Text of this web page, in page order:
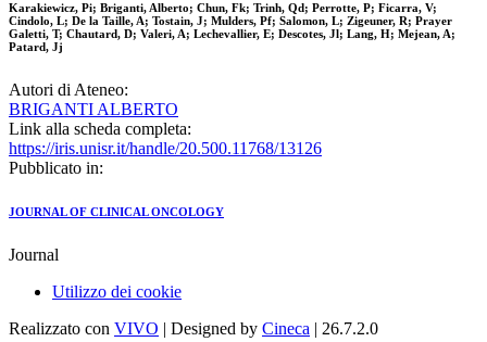
Karakiewicz, Pi; Briganti, Alberto; Chun, Fk; Trinh, Qd; Perrotte, P; Ficarra, V;
Cindolo, L; De la Taille, A; Tostain, J; Mulders, Pf; Salomon, L; Zigeuner, R; Prayer
Galetti, T; Chautard, D; Valeri, A; Lechevallier, E; Descotes, Jl; Lang, H; Mejean, A;
Patard, Jj
Autori di Ateneo:
BRIGANTI ALBERTO
Link alla scheda completa:
https://iris.unisr.it/handle/20.500.11768/13126
Pubblicato in:
JOURNAL OF CLINICAL ONCOLOGY
Journal
Utilizzo dei cookie
Realizzato con VIVO | Designed by Cineca | 26.7.2.0